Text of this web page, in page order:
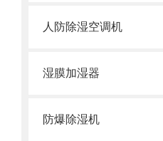
人防除湿空调机
湿膜加湿器
防爆除湿机